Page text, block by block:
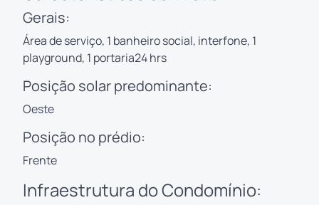
Gerais:
Área de serviço, 1 banheiro social, interfone, 1
playground, 1 portaria24 hrs
Posição solar predominante:
Oeste
Posição no prédio:
Frente
Infraestrutura do Condomínio: